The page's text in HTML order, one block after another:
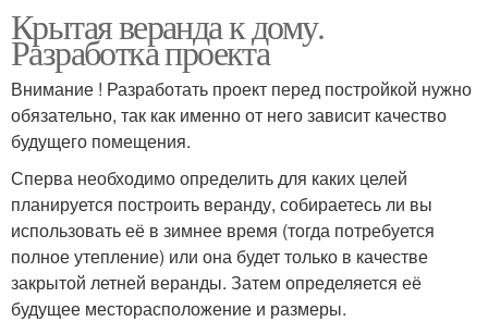
Крытая веранда к дому.
Разработка проекта
Внимание ! Разработать проект перед постройкой нужно
обязательно, так как именно от него зависит качество
будущего помещения.
Сперва необходимо определить для каких целей
планируется построить веранду, собираетесь ли вы
использовать её в зимнее время (тогда потребуется
полное утепление) или она будет только в качестве
закрытой летней веранды. Затем определяется её
будущее месторасположение и размеры.